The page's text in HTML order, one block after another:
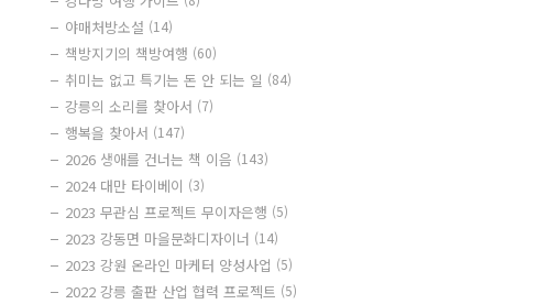
야매처방소설 (14)
책방지기의 책방여행 (60)
취미는 없고 특기는 돈 안 되는 일 (84)
강릉의 소리를 찾아서 (7)
행복을 찾아서 (147)
2026 생애를 건너는 책 이음 (143)
2024 대만 타이베이 (3)
2023 무관심 프로젝트 무이자은행 (5)
2023 강동면 마을문화디자이너 (14)
2023 강원 온라인 마케터 양성사업 (5)
2022 강릉 출판 산업 협력 프로젝트 (5)